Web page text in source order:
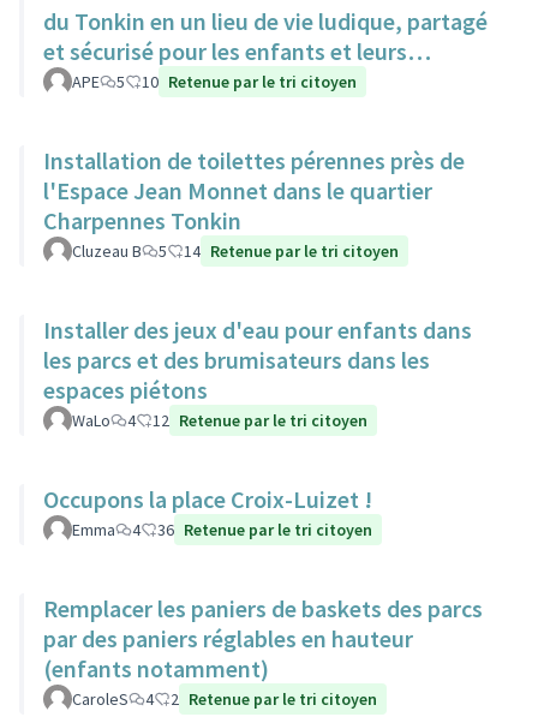
du Tonkin en un lieu de vie ludique, partagé
et sécurisé pour les enfants et leurs
familles.
APE 5 10 Retenue par le tri citoyen
Installation de toilettes pérennes près de
l'Espace Jean Monnet dans le quartier
Charpennes Tonkin
Cluzeau B 5 14 Retenue par le tri citoyen
Installer des jeux d'eau pour enfants dans
les parcs et des brumisateurs dans les
espaces piétons
WaLo 4 12 Retenue par le tri citoyen
Occupons la place Croix-Luizet !
Emma 4 36 Retenue par le tri citoyen
Remplacer les paniers de baskets des parcs
par des paniers réglables en hauteur
(enfants notamment)
CaroleS 4 2 Retenue par le tri citoyen